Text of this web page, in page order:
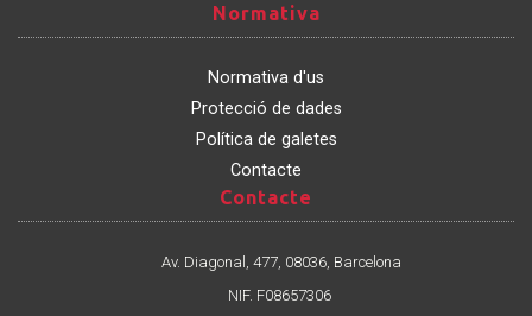
Normativa
Normativa d'us
Protecció de dades
Política de galetes
Contacte
Contacte
Av. Diagonal, 477, 08036, Barcelona
NIF. F08657306